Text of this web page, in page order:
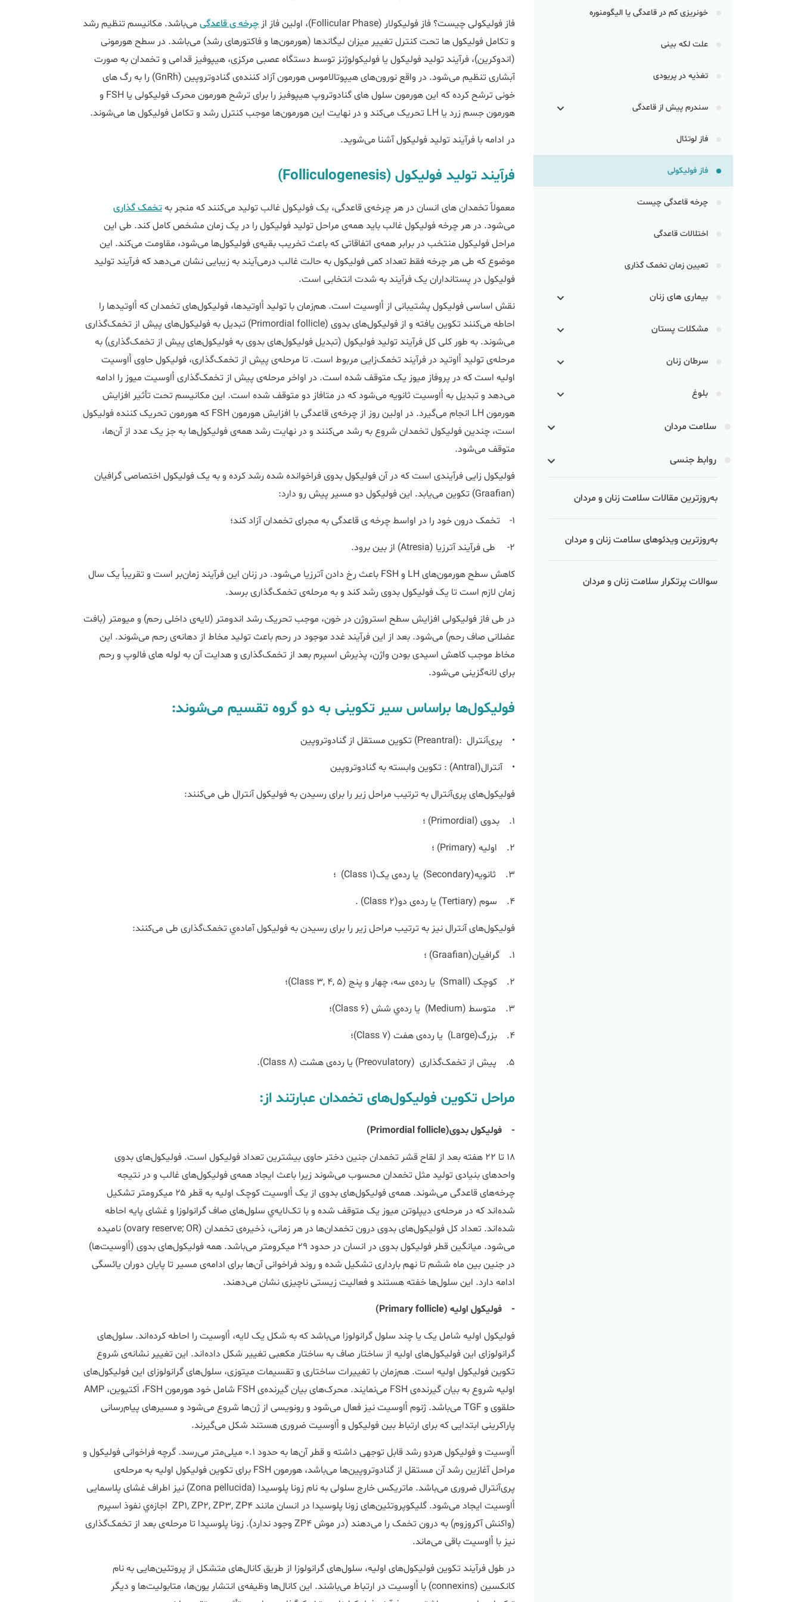
خونریزی کم در قاعدگی یا الیگومنوره
علت لکه بینی
تغذیه در پریودی
سندرم پیش از قاعدگی
فاز لوتئال
فاز فولیکولی
چرخه قاعدگی چیست
اختلالات قاعدگی
تعیین زمان تخمک گذاری
بیماری های زنان
مشکلات پستان
سرطان زنان
بلوغ
سلامت مردان
روابط جنسی
به‌روزترین مقالات سلامت زنان و مردان
به‌روزترین ویدئوهای سلامت زنان و مردان
سوالات پرتکرار سلامت زنان و مردان
فاز فولیکولی چیست؟ فاز فولیکولار (Follicular Phase)، اولین فاز از چرخه ی قاعدگیمی‌باشد. مکانیسم تنظیم رشد
و تکامل فولیکول ها تحت کنترل تغییر میزان لیگاندها (هورمون‌ها و فاکتورهای رشد) می‌باشد. در سطح هورمونی
(اندوکرین)، فرآیند تولید فولیکول یا فولیکولوژنز توسط دستگاه عصبی مرکزی، هیپوفیز قدامی و تخمدان به صورت
آبشاری تنظیم می‌شود. در واقع نورون‌های هیپوتالاموس هورمون آزاد کننده‌ی گنادوتروپین (GnRh) را به رگ های
خونی ترشح کرده که این هورمون سلول های گنادوتروپ هیپوفیز را برای ترشح هورمون محرک فولیکولی یا FSH و
هورمون جسم زرد یا LH تحریک می‌کند و در نهایت این هورمون‌ها موجب کنترل رشد و تکامل فولیکول ها می‌شوند.
در ادامه با فرآیند تولید فولیکول آشنا می‌شوید.
فرآیند تولید فولیکول (Folliculogenesis)
معمولاً تخمدان های انسان در هر چرخه‌ی قاعدگی، یک فولیکول غالب تولید می‌کنند که منجر بهتخمک گذاری
می‌شود. در هر چرخه فولیکول غالب باید همه‌ی مراحل تولید فولیکول را در یک زمان مشخص کامل کند. طی این
مراحل فولیکول منتخب در برابر همه‌ی اتفاقاتی که باعث تخریب بقیه‌ی فولیکول‌ها می‌شود، مقاومت می‌کند. این
موضوع که طی هر چرخه فقط تعداد کمی فولیکول به حالت غالب درمی‌آیند به زیبایی نشان می‌دهد که فرآیند تولید
فولیکول در پستانداران یک فرآیند به شدت انتخابی است.
نقش اساسی فولیکول پشتیبانی از اُاوسیت است. هم‌زمان با تولید اُاوتیدها، فولیکول‌های تخمدان که اُاوتیدها را
احاطه می‌کنند تکوین یافته و از فولیکول‌های بدوی (Primordial follicle) تبدیل به فولیکول‌های پیش از تخمک‌گذاری
می‌شوند. به طور کلی کل فرآیند تولید فولیکول (تبدیل فولیکول‌های بدوی به فولیکول‌های پیش از تخمک‌گذاری) به
مرحله‌ی تولید اُاوتید در فرآیند تخمک‌زایی مربوط است. تا مرحله‌ی پیش از تخمک‌گذاری، فولیکول حاوی اُاوسیت
اولیه است که در پروفاز میوز یک متوقف شده است. در اواخر مرحله‌ی پیش از تخمک‌گذاری اُاوسیت میوز را ادامه
می‌دهد و تبدیل به اُاوسیت ثانویه می‌شود که در متافاز دو متوقف شده است. این مکانیسم تحت تأثیر افزایش
هورمون LH انجام می‌گیرد. در اولین روز از چرخه‌ی قاعدگی با افزایش هورمون FSH که هورمون تحریک کننده فولیکول
است، چندین فولیکول تخمدان شروع به رشد می‌کنند و در نهایت رشد همه‌ی فولیکول‌ها به جز یک عدد از آن‌ها،
متوقف می‌شود.
فولیکول زایی فرآیندی است که در آن فولیکول بدوی فراخوانده شده رشد کرده و به یک فولیکول اختصاصی گرافیان
(Graafian) تکوین می‌یابد. این فولیکول دو مسیر پیش رو دارد:
1- تخمک درون خود را در اواسط چرخه ی قاعدگی به مجرای تخمدان آزاد کند؛
2- طی فرآیند آترزیا (Atresia) از بین برود.
کاهش سطح هورمون‌های LH و FSH باعث رخ دادن آترزیا می‌شود. در زنان این فرآیند زمان‌بر است و تقریباً یک سال
زمان لازم است تا یک فولیکول بدوی رشد کند و به مرحله‌ی تخمک‌گذاری برسد.
در طی فاز فولیکولی افزایش سطح استروژن در خون، موجب تحریک رشد اندومتر (لایه‌ی داخلی رحم) و میومتر (بافت
عضلانی صاف رحم) می‌شود. بعد از این فرآيند غدد موجود در رحم باعث تولید مخاط از دهانه‌ی رحم می‌شوند. این
مخاط موجب کاهش اسیدی بودن واژن، پذیرش اسپرم بعد از تخمک‌گذاری و هدایت آن به لوله های فالوپ و رحم
برای لانه‌گزینی می‌شود.
فولیکول‌ها براساس سیر تکوینی به دو گروه تقسیم می‌شوند:
• پری‌آنترال :(Preantral) تکوین مستقل از گنادوتروپین
• آنترال(Antral) : تکوین وابسته به گنادوتروپین
فولیکول‌های پری‌آنترال به ترتیب مراحل زیر را برای رسیدن به فولیکول آنترال طی می‌کنند:
1. بدوی (Primordial) ؛
2. اولیه (Primary) ؛
3. ثانویه(Secondary) یا رده‌ی یک(Class 1) ؛
4. سوم (Tertiary) یا رده‌ی دو(Class 2) .
فولیکول‌های آنترال نیز به ترتیب مراحل زیر را برای رسیدن به فولیکول آماده‌ي تخمک‌گذاری طی می‌کنند:
1. گرافیان(Graafian) ؛
2. کوچک (Small) یا رده‌ی سه، چهار و پنج (Class 3, 4, 5)؛
3. متوسط (Medium) یا رده‌ي شش (Class 6)؛
4. بزرگ(Large) یا رده‌ی هفت (Class 7)؛
5. پیش از تخمک‌گذاری (Preovulatory) یا رده‌ی هشت (Class 8).
مراحل تکوین فولیکول‌های تخمدان عبارتند از:
- فولیکول بدوی(Primordial follicle)
18 تا 22 هفته بعد از لقاح قشر تخمدان جنین دختر حاوی بیشترین تعداد فولیکول است. فولیکول‌های بدوی
واحدهای بنیادی تولید مثل تخمدان محسوب می‌شوند زیرا باعث ایجاد همه‌ی فولیکول‌های غالب و در نتیجه
چرخه‌های قاعدگی می‌شوند. همه‌ی فولیکول‌های بدوی از یک اُاوسیت کوچک اولیه به قطر ۲۵ میکرومتر تشکیل
شده‌اند که در مرحله‌ی دیپلوتن میوز یک متوقف شده و با تک‌لایه‌ي سلول‌های صاف گرانولوزا و غشای پایه احاطه
شده‌اند. تعداد کل فولیکول‌های بدوی درون تخمدان‌ها در هر زمانی، ذخیره‌ی تخمدان (ovary reserve; OR) نامیده
می‌شود. میانگین قطر فولیکول بدوی در انسان در حدود ۲۹ میکرومتر می‌باشد. همه فولیکول‌های بدوی (اُاوسیت‌ها)
در جنین بین ماه ششم تا نهم بارداری تشکیل شده و روند فراخوانی آن‌ها برای ادامه‌ی مسیر تا پایان دوران یائسگی
ادامه دارد. این سلول‌ها خفته هستند و فعالیت زیستی ناچیزی نشان می‌دهند.
- فولیکول اولیه (Primary follicle)
فولیکول اولیه شامل یک یا چند سلول گرانولوزا می‌باشد که به شکل یک لایه، اُاوسیت را احاطه کرده‌اند. سلول‌های
گرانولوزای این فولیکول‌های اولیه از ساختار صاف به ساختار مکعبی تغییر شکل داده‌اند. این تغییر نشانه‌ی شروع
تکوین فولیکول اولیه است. هم‌زمان با تغییرات ساختاری و تقسیمات میتوزی، سلول‌های گرانولوزای این فولیکول‌های
اولیه شروع به بیان گیرنده‌ی FSH می‌نمایند. محرک‌های بیان گیرنده‌ی FSH شامل خود هورمون FSH، اَکتیوین، AMP
حلقوی و TGF می‌باشد. ژنوم اُاوسیت نیز فعال می‌شود و رونویسی از ژن‌ها شروع می‌شود و مسیرهای پیام‌رسانی
پاراکرینی ابتدایی که برای ارتباط بین فولیکول و اُاوسیت ضروری هستند شکل می‌گیرند.
اُاوسیت و فولیکول هردو رشد قابل توجهی داشته و قطر آن‌ها به حدود 0.1 میلی‌متر می‌رسد. گرچه فراخوانی فولیکول و
مراحل آغازین رشد آن مستقل از گنادوتروپین‌ها می‌باشد، هورمون FSH برای تکوین فولیکول اولیه به مرحله‌ی
پری‌آنترال ضروری می‌باشد. ماتریکس خارج سلولی به نام زونا‌ پلوسیدا (Zona pellucida) نیز اطراف غشای پلاسمایی
اُاوسیت ایجاد می‌شود. گلیکوپروتئین‌های زونا پلوسیدا در انسان مانند ZP1, ZP2, ZP3, ZP4 اجازه‌ي نفوذ اسپرم
(واکنش آکروزوم) به درون تخمک را می‌دهند (در موش ZP4 وجود ندارد). زونا پلوسیدا تا مرحله‌ی بعد از تخمک‌گذاری
نیز با اُاوسیت باقی می‌ماند.
در طول فرآیند تکوین فولیکول‌های اولیه، سلول‌های گرانولوزا از طریق کانال‌های متشکل از پروتئین‌هایی به نام
کانکسین (connexins) با اُاوسیت در ارتباط می‌باشند. این کانال‌ها وظیفه‌ی انتشار یون‌ها، متابولیت‌ها و دیگر